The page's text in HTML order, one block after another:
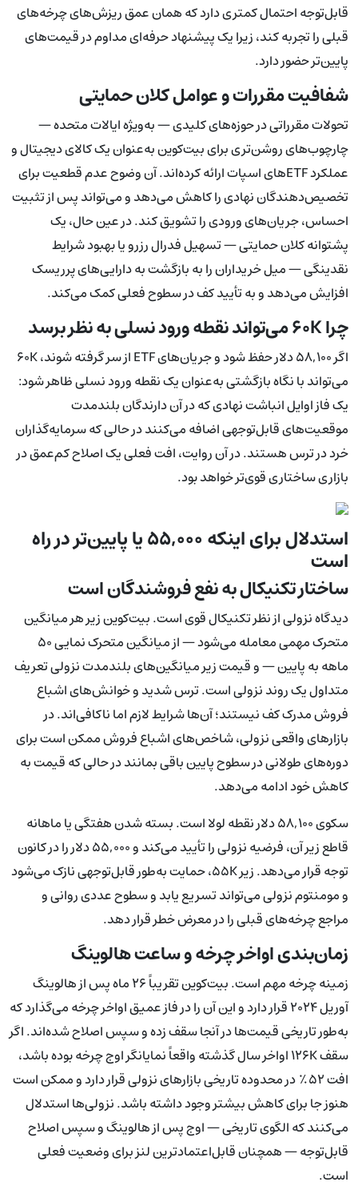
قابل‌توجه احتمال کمتری دارد که همان عمق ریزش‌های چرخه‌های
قبلی را تجربه کند، زیرا یک پیشنهاد حرفه‌ای مداوم در قیمت‌های
پایین‌تر حضور دارد.
شفافیت مقررات و عوامل کلان حمایتی
تحولات مقرراتی در حوزه‌های کلیدی — به‌ویژه ایالات متحده —
چارچوب‌های روشن‌تری برای بیت‌کوین به‌عنوان یک کالای دیجیتال و
عملکرد ETFهای اسپات ارائه کرده‌اند. آن وضوح عدم قطعیت برای
تخصیص‌دهندگان نهادی را کاهش می‌دهد و می‌تواند پس از تثبیت
احساس، جریان‌های ورودی را تشویق کند. در عین حال، یک
پشتوانه کلان حمایتی — تسهیل فدرال رزرو یا بهبود شرایط
نقدینگی — میل خریداران را به بازگشت به دارایی‌های پرریسک
افزایش می‌دهد و به تأیید کف در سطوح فعلی کمک می‌کند.
چرا ۶۰K می‌تواند نقطه ورود نسلی به نظر برسد
اگر ۵۸,۱۰۰ دلار حفظ شود و جریان‌های ETF از سر گرفته شوند، ۶۰K
می‌تواند با نگاه بازگشتی به‌عنوان یک نقطه ورود نسلی ظاهر شود:
یک فاز اوایل انباشت نهادی که در آن دارندگان بلندمدت
موقعیت‌های قابل‌توجهی اضافه می‌کنند در حالی که سرمایه‌گذاران
خرد در ترس هستند. در آن روایت، افت فعلی یک اصلاح کم‌عمق در
بازاری ساختاری قوی‌تر خواهد بود.
استدلال برای اینکه ۵۵,۰۰۰ یا پایین‌تر در راه
است
ساختار تکنیکال به نفع فروشندگان است
دیدگاه نزولی از نظر تکنیکال قوی است. بیت‌کوین زیر هر میانگین
متحرک مهمی معامله می‌شود — از میانگین متحرک نمایی ۵۰
ماهه به پایین — و قیمت زیر میانگین‌های بلندمدت نزولی تعریف
متداول یک روند نزولی است. ترس شدید و خوانش‌های اشباع
فروش مدرک کف نیستند؛ آن‌ها شرایط لازم اما ناکافی‌اند. در
بازارهای واقعی نزولی، شاخص‌های اشباع فروش ممکن است برای
دوره‌های طولانی در سطوح پایین باقی بمانند در حالی که قیمت به
کاهش خود ادامه می‌دهد.
سکوی ۵۸,۱۰۰ دلار نقطه لولا است. بسته شدن هفتگی یا ماهانه
قاطع زیر آن، فرضیه نزولی را تأیید می‌کند و ۵۵,۰۰۰ دلار را در کانون
توجه قرار می‌دهد. زیر ۵۵K، حمایت به‌طور قابل‌توجهی نازک می‌شود
و مومنتوم نزولی می‌تواند تسریع یابد و سطوح عددی روانی و
مراجع چرخه‌های قبلی را در معرض خطر قرار دهد.
زمان‌بندی اواخر چرخه و ساعت هالوینگ
زمینه چرخه مهم است. بیت‌کوین تقریباً ۲۶ ماه پس از هالوینگ
آوریل ۲۰۲۴ قرار دارد و این آن را در فاز عمیق اواخر چرخه می‌گذارد که
به‌طور تاریخی قیمت‌ها در آنجا سقف زده و سپس اصلاح شده‌اند. اگر
سقف ۱۲۶K اواخر سال گذشته واقعاً نمایانگر اوج چرخه بوده باشد،
افت ۵۲٪ در محدوده تاریخی بازارهای نزولی قرار دارد و ممکن است
هنوز جا برای کاهش بیشتر وجود داشته باشد. نزولی‌ها استدلال
می‌کنند که الگوی تاریخی — اوج پس از هالوینگ و سپس اصلاح
قابل‌توجه — همچنان قابل‌اعتمادترین لنز برای وضعیت فعلی
است.